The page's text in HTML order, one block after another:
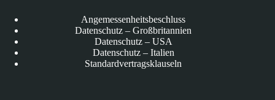
Angemessenheitsbeschluss
Datenschutz – Großbritannien
Datenschutz – USA
Datenschutz – Italien
Standardvertragsklauseln